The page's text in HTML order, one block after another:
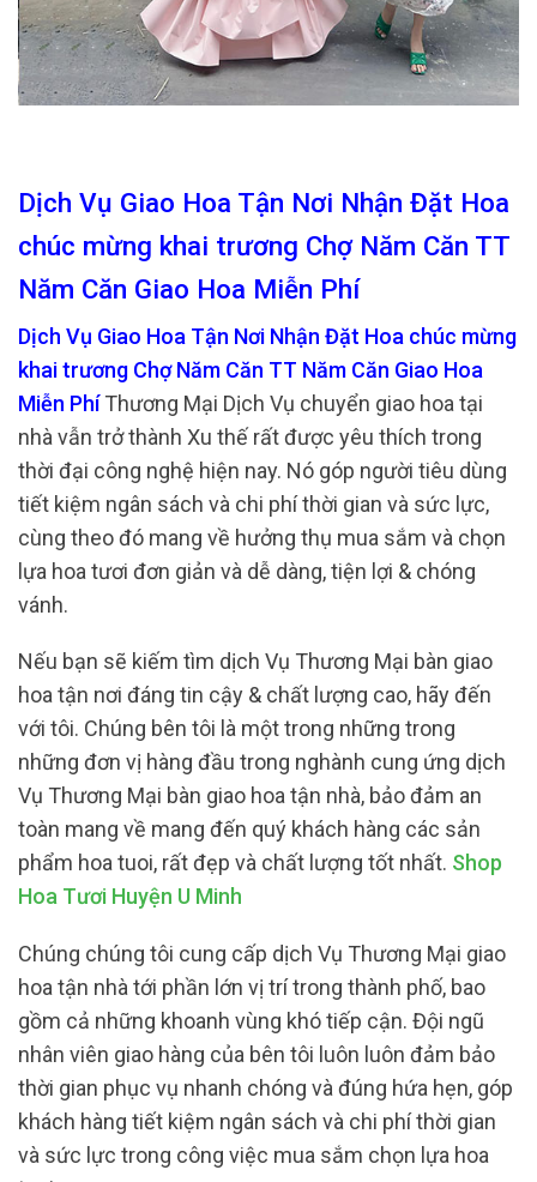
Dịch Vụ Giao Hoa Tận Nơi Nhận Đặt Hoa
chúc mừng khai trương Chợ Năm Căn TT
Năm Căn Giao Hoa Miễn Phí
Dịch Vụ Giao Hoa Tận Nơi Nhận Đặt Hoa chúc mừng
khai trương Chợ Năm Căn TT Năm Căn Giao Hoa
Miễn PhíThương Mại Dịch Vụ chuyển giao hoa tại
nhà vẫn trở thành Xu thế rất được yêu thích trong
thời đại công nghệ hiện nay. Nó góp người tiêu dùng
tiết kiệm ngân sách và chi phí thời gian và sức lực,
cùng theo đó mang về hưởng thụ mua sắm và chọn
lựa hoa tươi đơn giản và dễ dàng, tiện lợi & chóng
vánh.
Nếu bạn sẽ kiếm tìm dịch Vụ Thương Mại bàn giao
hoa tận nơi đáng tin cậy & chất lượng cao, hãy đến
với tôi. Chúng bên tôi là một trong những trong
những đơn vị hàng đầu trong nghành cung ứng dịch
Vụ Thương Mại bàn giao hoa tận nhà, bảo đảm an
toàn mang về mang đến quý khách hàng các sản
phẩm hoa tuoi, rất đẹp và chất lượng tốt nhất. Shop
Hoa Tươi Huyện U Minh
Chúng chúng tôi cung cấp dịch Vụ Thương Mại giao
hoa tận nhà tới phần lớn vị trí trong thành phố, bao
gồm cả những khoanh vùng khó tiếp cận. Đội ngũ
nhân viên giao hàng của bên tôi luôn luôn đảm bảo
thời gian phục vụ nhanh chóng và đúng hứa hẹn, góp
khách hàng tiết kiệm ngân sách và chi phí thời gian
và sức lực trong công việc mua sắm chọn lựa hoa